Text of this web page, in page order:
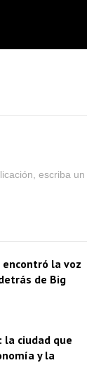
escriba un
encontró la voz
de Big
la ciudad que
y la